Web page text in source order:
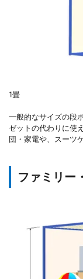
1畳
一般的なサイズの段
ゼットの代わりに使
団・家電や、スーツ
ファミリー